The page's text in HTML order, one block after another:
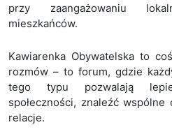
przy zaangażowaniu
mieszkańców.
Kawiarenka Obywatelska to
rozmów – to forum, gdzie
tego typu pozwalają
społeczności, znaleźć
relacje.